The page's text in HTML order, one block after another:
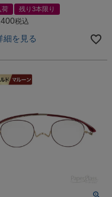
荷 残り3本限り
税込
細を見る